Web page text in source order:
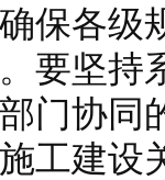
保各级
要坚持
门协同
工建设